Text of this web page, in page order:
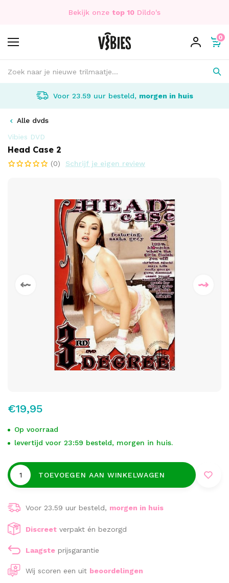
Bekijk onze top 10 Dildo's
0
Voor 23.59 uur besteld, morgen in huis
Alle dvds
Vibies DVD
Head Case 2
(0) Schrijf je eigen review
€19,95
Op voorraad
levertijd voor 23:59 besteld, morgen in huis.
TOEVOEGEN AAN WINKELWAGEN
Voor 23.59 uur besteld, morgen in huis
Discreet verpakt én bezorgd
Laagste prijsgarantie
Wij scoren een uit beoordelingen